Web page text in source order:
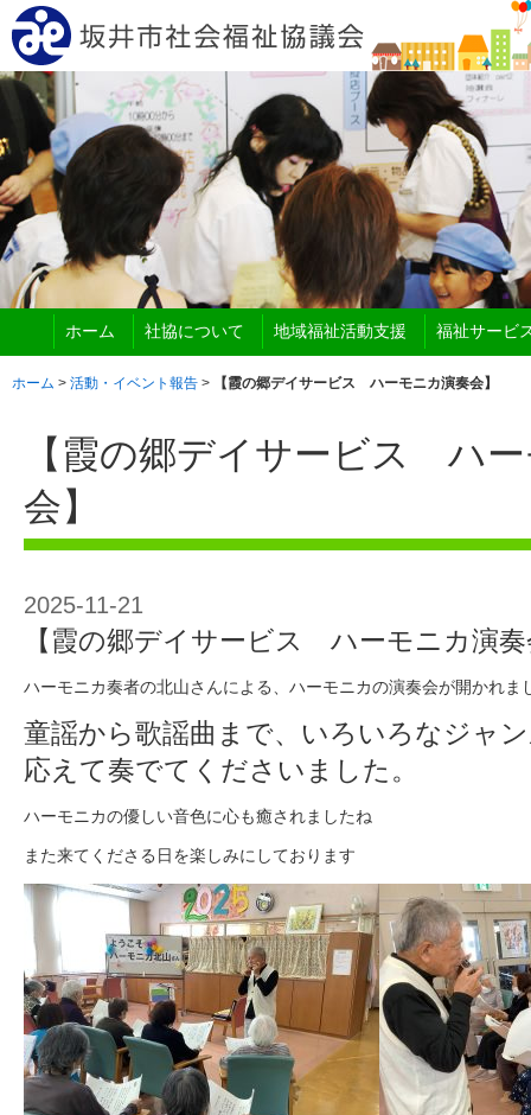
ホーム 社協について 地域福祉活動支援 福祉サービ
ホーム > 活動・イベント報告 > 【霞の郷デイサービス ハーモニカ演奏会】
【霞の郷デイサービス ハ
会】
2025-11-21
【霞の郷デイサービス ハーモニカ演奏
ハーモニカ奏者の北山さんによる、ハーモニカの演奏会が開かれま
童謡から歌謡曲まで、いろいろなジャ
応えて奏でてくださいました。
ハーモニカの優しい音色に心も癒されましたね
また来てくださる日を楽しみにしております